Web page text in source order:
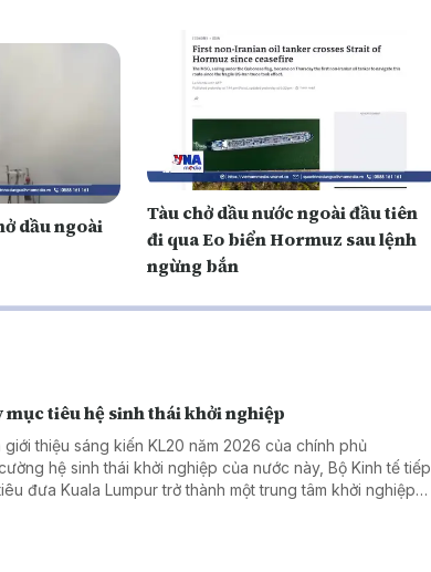
dầu ngoài
Tàu chở dầu nước ngoài đầu tiên
đi qua Eo biển Hormuz sau lệnh
ngừng bắn
mục tiêu hệ sinh thái khởi nghiệp
thiệu sáng kiến KL20 năm 2026 của chính phủ
hệ sinh thái khởi nghiệp của nước này, Bộ Kinh tế tiếp
đưa Kuala Lumpur trở thành một trung tâm khởi nghiệp